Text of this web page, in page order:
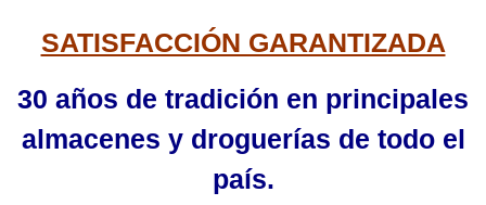
SATISFACCIÓN GARANTIZADA
30 años de tradición en principales
almacenes y droguerías de todo el
país.